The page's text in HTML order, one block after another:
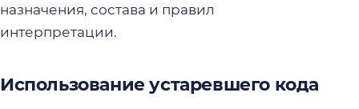
назначения, состава и правил
интерпретации.
Использование устаревшего кода